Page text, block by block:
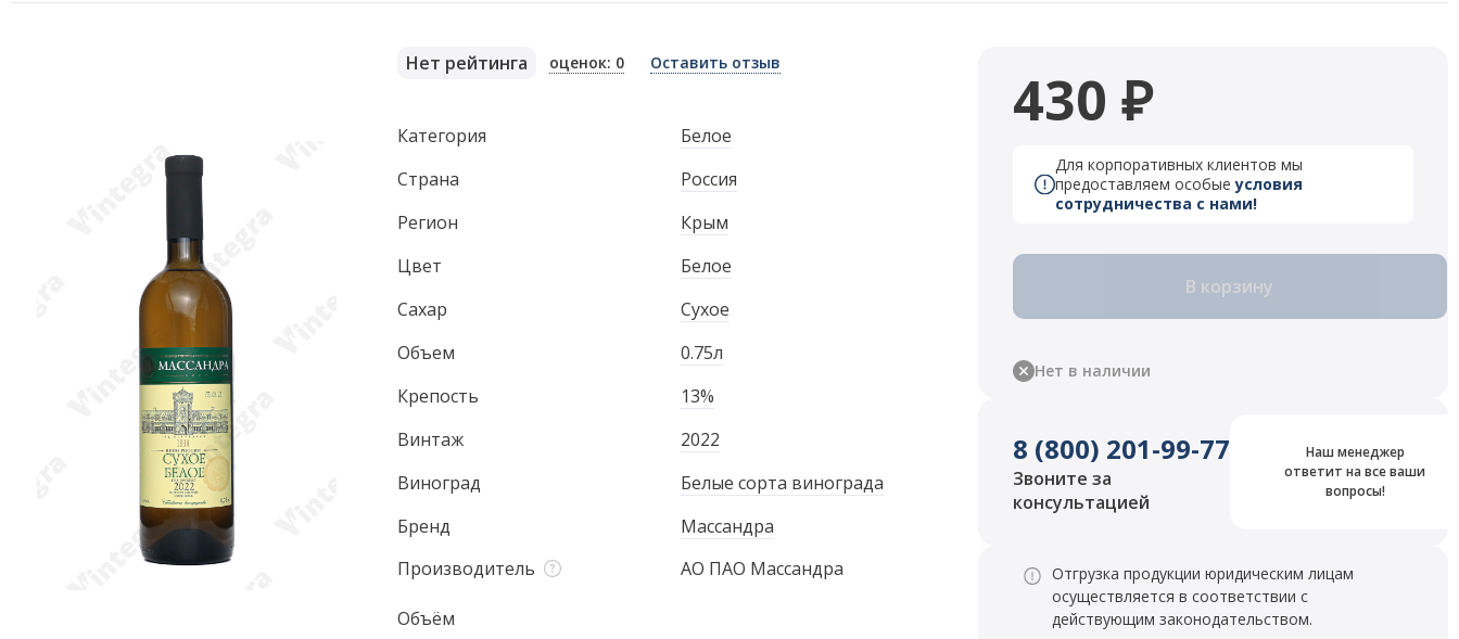
Нет рейтинга оценок: 0 Оставить отзыв
Категория
Белое
Страна
Россия
Регион
Крым
Цвет
Белое
Сахар
Сухое
Объем
0.75л
Крепость
13%
Винтаж
2022
Виноград
Белые сорта винограда
Бренд
Массандра
Производитель
АО ПАО Массандра
Объём
430 ₽
Для корпоративных клиентов мы
предоставляем особыеусловия
сотрудничества с нами!
В корзину
Нет в наличии
8 (800) 201-99-77
Звоните за
консультацией
Наш менеджер
ответит на все ваши
вопросы!
Отгрузка продукции юридическим лицам
осуществляется в соответствии с
действующим законодательством.